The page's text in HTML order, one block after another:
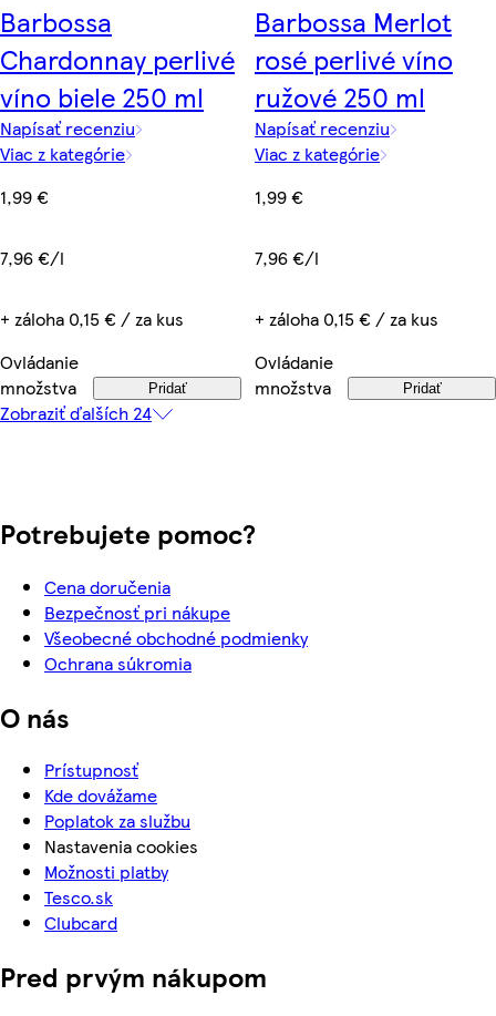
Barbossa
Chardonnay perlivé
víno biele 250 ml
Napísať recenziu
Viac z kategórie
1,99 €
7,96 €/l
+ záloha 0,15 € / za kus
Ovládanie
množstva
Pridať
Barbossa Merlot
rosé perlivé víno
ružové 250 ml
Napísať recenziu
Viac z kategórie
1,99 €
7,96 €/l
+ záloha 0,15 € / za kus
Ovládanie
množstva
Pridať
Zobraziť ďalších 24
Potrebujete pomoc?
Cena doručenia
Bezpečnosť pri nákupe
Všeobecné obchodné podmienky
Ochrana súkromia
O nás
Prístupnosť
Kde dovážame
Poplatok za službu
Nastavenia cookies
Možnosti platby
Tesco.sk
Clubcard
Pred prvým nákupom